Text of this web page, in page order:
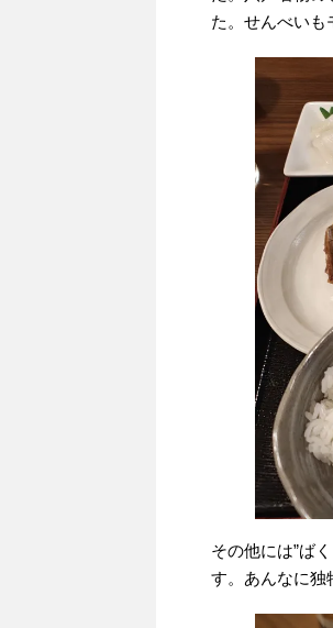
た。せんべいも
その他には”ば
す。あんなに独